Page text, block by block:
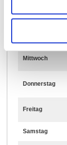
Mittwoch
Donnerstag
Freitag
Samstag